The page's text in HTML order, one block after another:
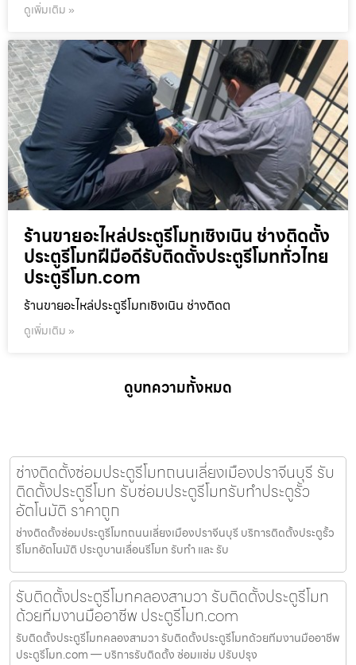
ดูเพิ่มเติม »
ร้านขายอะไหล่ประตูรีโมทเชิงเนิน ช่างติดตั้ง
ประตูรีโมทฝีมือดีรับติดตั้งประตูรีโมททั่วไทย
ประตูรีโมท.com
ร้านขายอะไหล่ประตูรีโมทเชิงเนิน ช่างติดต
ดูเพิ่มเติม »
ดูบทความทั้งหมด
ช่างติดตั้งซ่อมประตูรีโมทถนนเลี่ยงเมืองปราจีนบุรี รับ
ติดตั้งประตูรีโมท รับซ่อมประตูรีโมทรับทำประตูรั้ว
อัตโนมัติ ราคาถูก
ช่างติดตั้งซ่อมประตูรีโมทถนนเลี่ยงเมืองปราจีนบุรี บริการติดตั้งประตูรั้ว
รีโมทอัตโนมัติ ประตูบานเลื่อนรีโมท รับทำ และ รับ
รับติดตั้งประตูรีโมทคลองสามวา รับติดตั้งประตูรีโมท
ด้วยทีมงานมืออาชีพ ประตูรีโมท.com
รับติดตั้งประตูรีโมทคลองสามวา รับติดตั้งประตูรีโมทด้วยทีมงานมืออาชีพ
ประตูรีโมท.com — บริการรับติดตั้ง ซ่อมแซ่ม ปรับปรุง